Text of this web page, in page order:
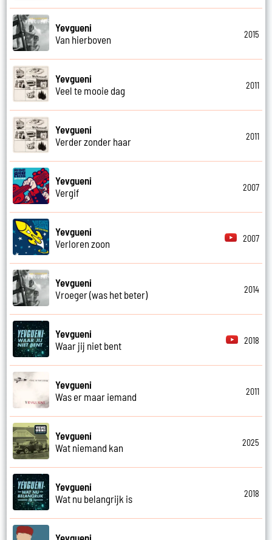
Yevgueni
Van hierboven
2015
Yevgueni
Veel te mooie dag
2011
Yevgueni
Verder zonder haar
2011
Yevgueni
Vergif
2007
Yevgueni
Verloren zoon
2007
Yevgueni
Vroeger (was het beter)
2014
Yevgueni
Waar jij niet bent
2018
Yevgueni
Was er maar iemand
2011
Yevgueni
Wat niemand kan
2025
Yevgueni
Wat nu belangrijk is
2018